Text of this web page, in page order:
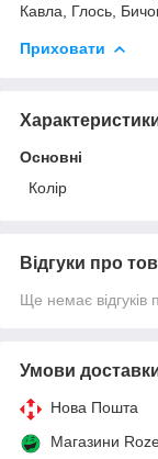
Кавла, Глось,
Приховати
Основні
Колір
Відгуки про
Ще немає відгуків
Умови
Нова Пошта
Магазини